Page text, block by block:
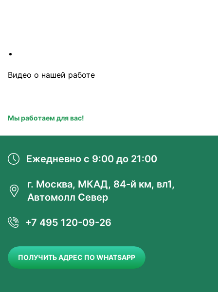
Видео о нашей работе
Мы работаем для вас!
Ежедневно с 9:00 до 21:00
г. Москва, МКАД, 84-й км, вл1,
Автомолл Север
+7 495 120-09-26
ПОЛУЧИТЬ АДРЕС ПО WHATSAPP